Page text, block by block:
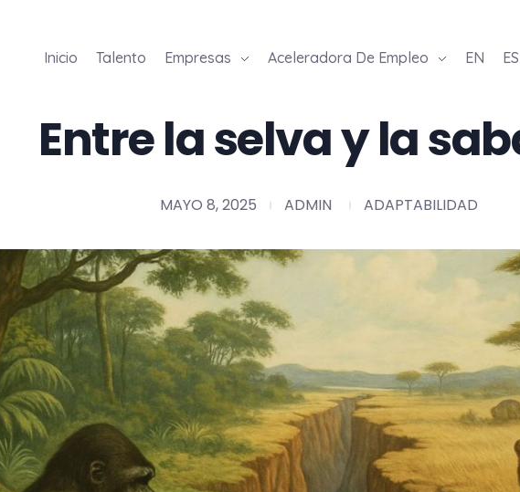
Inicio Talento Empresas Aceleradora De Empleo EN ES
Entre la selva y la
MAYO 8, 2025 ADMIN ADAPTABILIDAD